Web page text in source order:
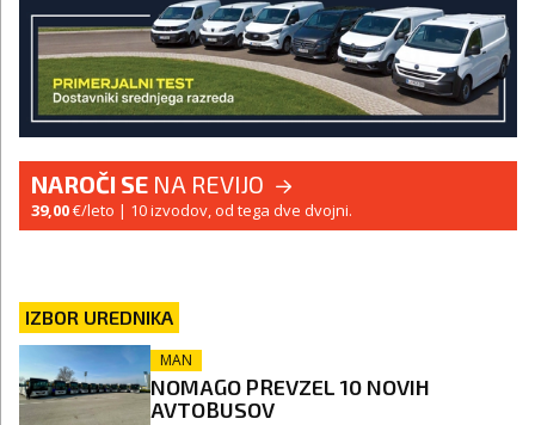
NAROČI SE NA REVIJO
39,00€/leto | 10 izvodov, od tega dve dvojni.
IZBOR UREDNIKA
MAN
NOMAGO PREVZEL 10 NOVIH
AVTOBUSOV